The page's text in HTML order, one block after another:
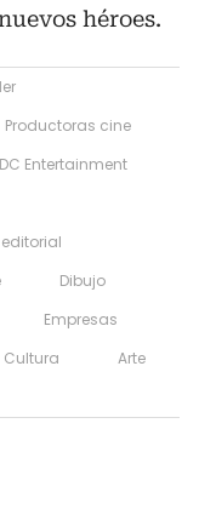
héroes.
Productoras cine
DC Entertainment
Dibujo
Empresas
Cultura
Arte